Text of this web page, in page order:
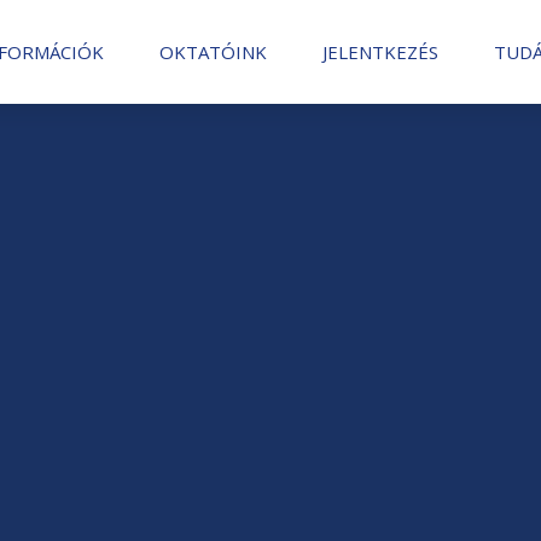
OKTATÓINK JELENTKEZÉS